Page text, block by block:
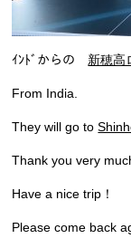
ｲﾝﾄﾞからの 新穂高
From India.
They will go to
Thank you very
Have a nice trip！
Please come back